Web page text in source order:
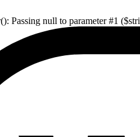
Passing null to parameter #1